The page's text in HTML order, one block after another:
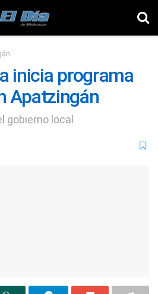
inicia programa
Apatzingán
gobierno local